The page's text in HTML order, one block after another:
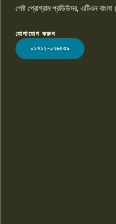
LOGO
গেষ্ট প্রোগ্রাম প্রডিউসর, এটিএন বাংলা।
যোগাযোগ করুন
০১৭১২-০২৬৫৩৯